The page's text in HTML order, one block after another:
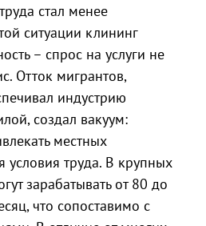
стал менее
ситуации клининг
– спрос на услуги не
Отток мигрантов,
индустрию
создал вакуум:
местных
условия труда. В крупных
зарабатывать от 80 до
что сопоставимо с